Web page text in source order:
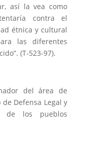
así la vea como
contra el
étnica y cultural
las diferentes
(T-523-97).
del área de
Defensa Legal y
de los pueblos